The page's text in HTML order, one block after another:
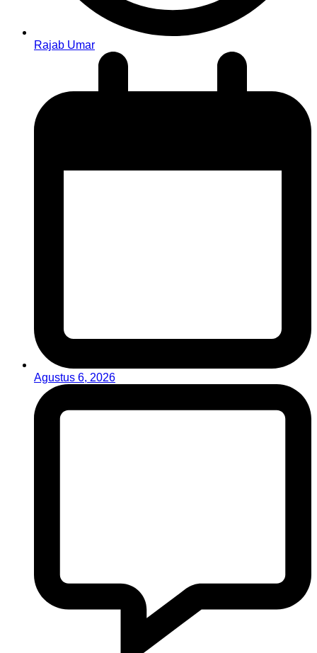
Rajab Umar
Agustus 6, 2026